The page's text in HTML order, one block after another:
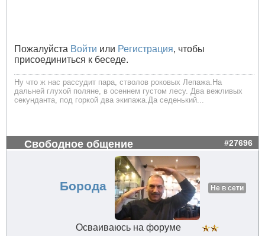
Пожалуйста Войти или Регистрация, чтобы
присоединиться к беседе.
Ну что ж нас рассудит пара, стволов роковых Лепажа.На
дальней глухой поляне, в осеннем густом лесу. Два вежливых
секунданта, под горкой два экипажа.Да седенький...
Свободное общение #27696
Борода Не в сети
Осваиваюсь на форуме